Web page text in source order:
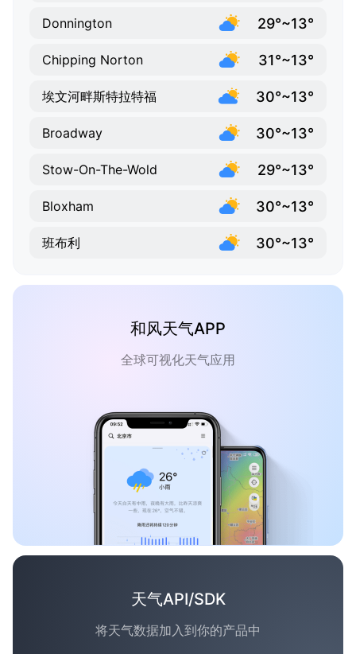
Donnington 29°~13°
Chipping Norton 31°~13°
埃文河畔斯特拉特福 30°~13°
Broadway 30°~13°
Stow-On-The-Wold 29°~13°
Bloxham 30°~13°
班布利 30°~13°
和风天气APP
全球可视化天气应用
天气API/SDK
将天气数据加入到你的产品中